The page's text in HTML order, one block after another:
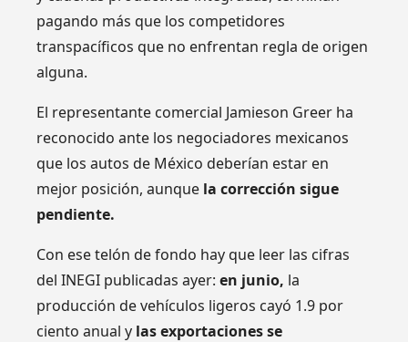
pagando más que los competidores
transpacíficos que no enfrentan regla de origen
alguna.
El representante comercial Jamieson Greer ha
reconocido ante los negociadores mexicanos
que los autos de México deberían estar en
mejor posición, aunque la corrección sigue
pendiente.
Con ese telón de fondo hay que leer las cifras
del INEGI publicadas ayer: en junio, la
producción de vehículos ligeros cayó 1.9 por
ciento anual y las exportaciones se